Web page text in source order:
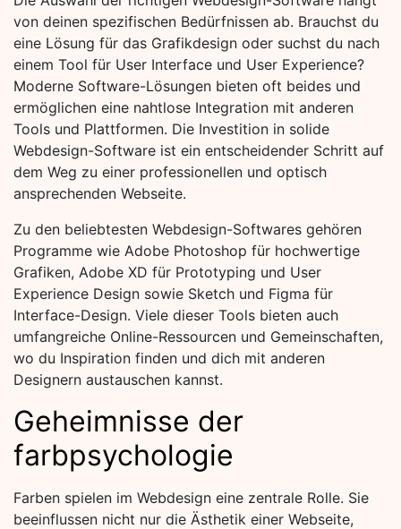
von deinen spezifischen Bedürfnissen ab. Brauchst du
eine Lösung für das Grafikdesign oder suchst du nach
einem Tool für User Interface und User Experience?
Moderne Software-Lösungen bieten oft beides und
ermöglichen eine nahtlose Integration mit anderen
Tools und Plattformen. Die Investition in solide
Webdesign-Software ist ein entscheidender Schritt auf
dem Weg zu einer professionellen und optisch
ansprechenden Webseite.
Zu den beliebtesten Webdesign-Softwares gehören
Programme wie Adobe Photoshop für hochwertige
Grafiken, Adobe XD für Prototyping und User
Experience Design sowie Sketch und Figma für
Interface-Design. Viele dieser Tools bieten auch
umfangreiche Online-Ressourcen und Gemeinschaften,
wo du Inspiration finden und dich mit anderen
Designern austauschen kannst.
Geheimnisse der
farbpsychologie
Farben spielen im Webdesign eine zentrale Rolle. Sie
beeinflussen nicht nur die Ästhetik einer Webseite,